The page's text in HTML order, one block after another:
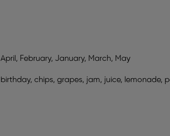
April, February, January, March, May
birthday, chips, grapes, jam, juice, lemonade,